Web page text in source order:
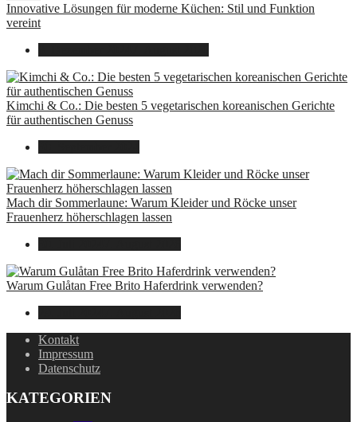
Innovative Lösungen für moderne Küchen: Stil und Funktion
vereint
Kimchi & Co.: Die besten 5 vegetarischen koreanischen Gerichte
für authentischen Genuss
Mach dir Sommerlaune: Warum Kleider und Röcke unser
Frauenherz höherschlagen lassen
Warum Gulåtan Free Brito Haferdrink verwenden?
Kontakt
Impressum
Datenschutz
KATEGORIEN